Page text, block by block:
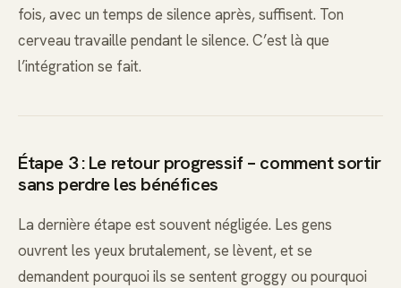
fois, avec un temps de silence après, suffisent. Ton
cerveau travaille pendant le silence. C’est là que
l’intégration se fait.
Étape 3 : Le retour progressif – comment sortir
sans perdre les bénéfices
La dernière étape est souvent négligée. Les gens
ouvrent les yeux brutalement, se lèvent, et se
demandent pourquoi ils se sentent groggy ou pourquoi